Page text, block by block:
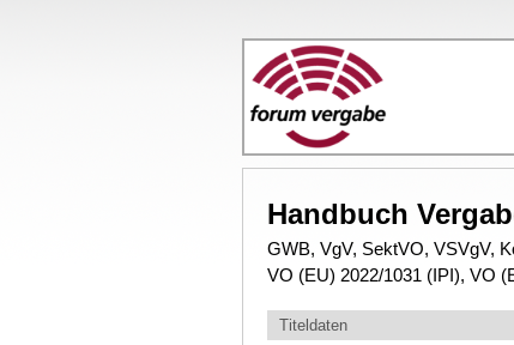
Handbuch
GWB, VgV, SektVO, VSVgV,
VO (EU) 2022/1031 (IPI), VO
Titeldaten